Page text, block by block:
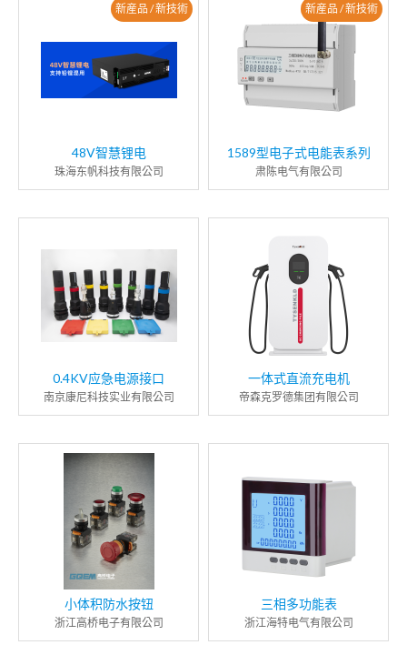
新産品 / 新技術
48V智慧锂电
珠海东帆科技有限公司
新産品 / 新技術
1589型电子式电能表系列
肃陈电气有限公司
0.4KV应急电源接口
南京康尼科技实业有限公司
一体式直流充电机
帝森克罗德集团有限公司
小体积防水按钮
浙江高桥电子有限公司
三相多功能表
浙江海特电气有限公司